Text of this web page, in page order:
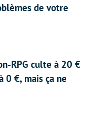
de votre
RPG culte à 20 €
0 €, mais ça ne